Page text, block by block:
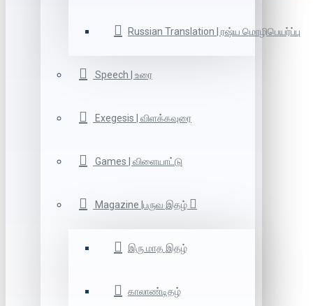
Russian Translation | ரஷ்ய மொழிபெயர்ப்பு
Speech | உரை
Exegesis | விளக்கவுரை
Games | விளையாட்டு
Magazine |பருவ இதழ்
இரு மாத இதழ்
காலாண்டிதழ்